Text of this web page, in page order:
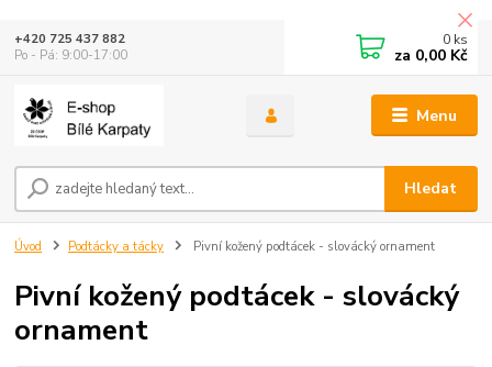
Menu
Hledat
+420 725 437 882
Po - Pá: 9:00-17:00
0 ks
za 0,00 Kč
Úvod Podtácky a tácky Pivní kožený podtácek - slovácký ornament
Pivní kožený podtácek - slovácký
ornament